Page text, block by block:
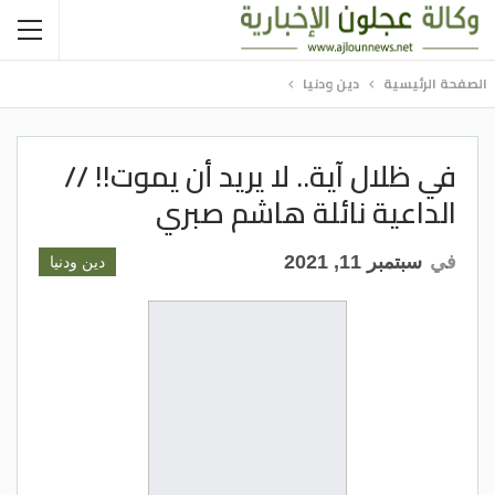
الصفحة الرئيسية دين ودنيا
في ظلال آية.. لا يريد أن يموت!! //
الداعية نائلة هاشم صبري
دين ودنيا في سبتمبر 11, 2021